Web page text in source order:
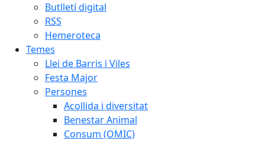
Butlletí digital
RSS
Hemeroteca
Temes
Llei de Barris i Viles
Festa Major
Persones
Acollida i diversitat
Benestar Animal
Consum (OMIC)